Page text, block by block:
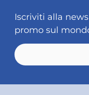
Iscriviti alla
promo sul